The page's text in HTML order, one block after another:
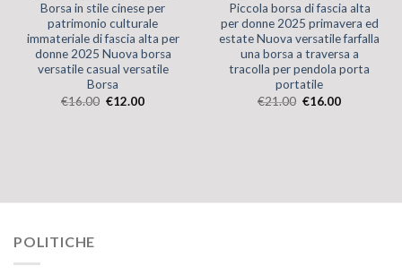
Borsa in stile cinese per
patrimonio culturale
immateriale di fascia alta per
donne 2025 Nuova borsa
versatile casual versatile
Borsa
€16.00 €12.00
Piccola borsa di fascia alta
per donne 2025 primavera ed
estate Nuova versatile farfalla
una borsa a traversa a
tracolla per pendola porta
portatile
€21.00 €16.00
POLITICHE